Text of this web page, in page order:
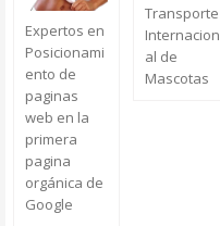
Expertos en
Posicionami
ento de
paginas
web en la
primera
pagina
orgánica de
Google
Transporte
Internacion
al de
Mascotas